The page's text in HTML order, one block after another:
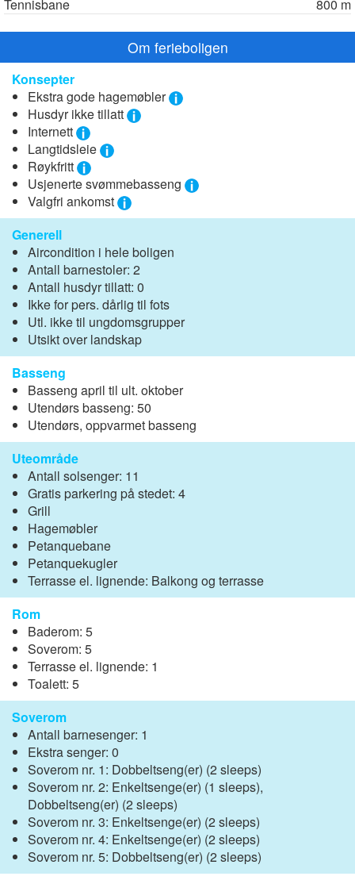
Tennisbane 800 m
Om ferieboligen
Konsepter
Ekstra gode hagemøbler
Husdyr ikke tillatt
Internett
Langtidsleie
Røykfritt
Usjenerte svømmebasseng
Valgfri ankomst
Generell
Aircondition i hele boligen
Antall barnestoler: 2
Antall husdyr tillatt: 0
Ikke for pers. dårlig til fots
Utl. ikke til ungdomsgrupper
Utsikt over landskap
Basseng
Basseng april til ult. oktober
Utendørs basseng: 50
Utendørs, oppvarmet basseng
Uteområde
Antall solsenger: 11
Gratis parkering på stedet: 4
Grill
Hagemøbler
Petanquebane
Petanquekugler
Terrasse el. lignende: Balkong og terrasse
Rom
Baderom: 5
Soverom: 5
Terrasse el. lignende: 1
Toalett: 5
Soverom
Antall barnesenger: 1
Ekstra senger: 0
Soverom nr. 1: Dobbeltseng(er) (2 sleeps)
Soverom nr. 2: Enkeltsenge(er) (1 sleeps),
Dobbeltseng(er) (2 sleeps)
Soverom nr. 3: Enkeltsenge(er) (2 sleeps)
Soverom nr. 4: Enkeltsenge(er) (2 sleeps)
Soverom nr. 5: Dobbeltseng(er) (2 sleeps)